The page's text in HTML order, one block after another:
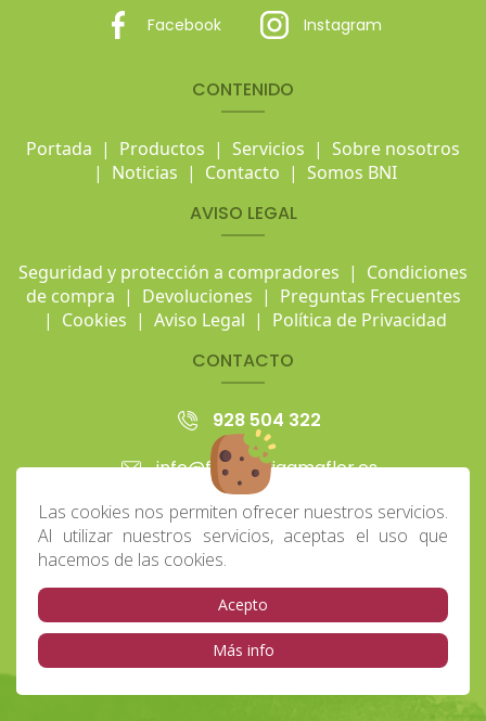
Facebook Instagram
CONTENIDO
Portada | Productos | Servicios | Sobre nosotros
| Noticias | Contacto | Somos BNI
AVISO LEGAL
Seguridad y protección a compradores | Condiciones
de compra | Devoluciones | Preguntas Frecuentes
| Cookies | Aviso Legal | Política de Privacidad
CONTACTO
928 504 322
info@floristeriaamaflor.es
Avd. Escaleritas 161 (Los Tarahales)
Lunes-Viernes: 8:00 - 20:00h
Sábado: 8:00 - 14:00h
Domingo: 8:00 - 13:30h
Las cookies nos permiten ofrecer nuestros servicios.
Al utilizar nuestros servicios, aceptas el uso que
hacemos de las cookies.
Acepto
Más info